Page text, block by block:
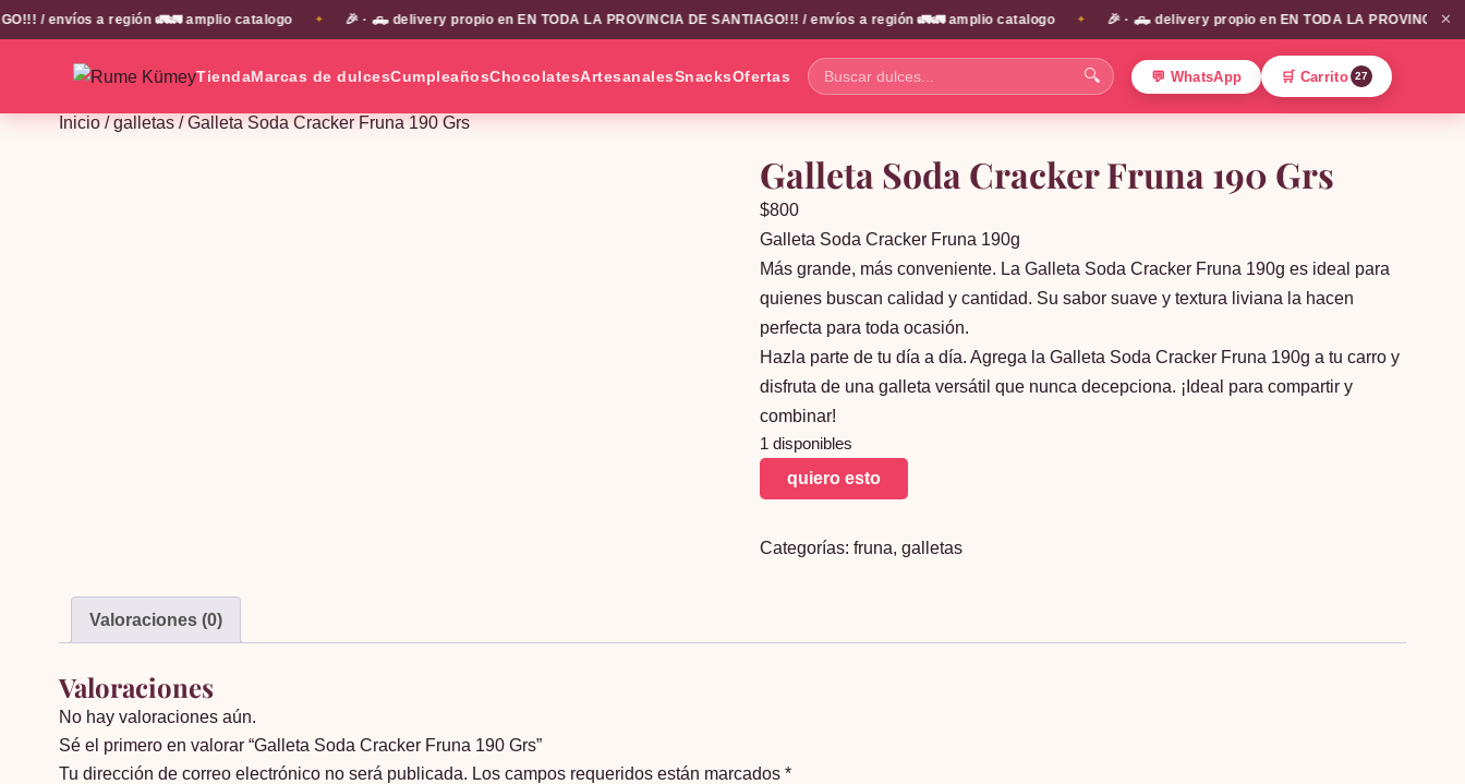
/ envíos a región 🚛🚛 amplio catalogo ✦ 🎉 · 🛻 delivery propio en EN TODA LA PROVINCIA DE SANTIAGO!!! / envíos a región 🚛🚛 amplio catalogo ✦ 🎉 · 🛻 delivery propio en EN TODA LA PROVINCIA DE✕
TiendaMarcas de dulcesCumpleañosChocolatesArtesanalesSnacksOfertas
Buscar
dulces...
🔍 💬 WhatsApp 🛒 Carrito 27
Inicio/galletas/ Galleta Soda Cracker Fruna 190 Grs
Galleta Soda Cracker Fruna 190 Grs
$800
Galleta Soda Cracker Fruna 190g
Más grande, más conveniente. La Galleta Soda Cracker Fruna 190g es ideal para
quienes buscan calidad y cantidad. Su sabor suave y textura liviana la hacen
perfecta para toda ocasión.
Hazla parte de tu día a día. Agrega la Galleta Soda Cracker Fruna 190g a tu carro y
disfruta de una galleta versátil que nunca decepciona. ¡Ideal para compartir y
combinar!
1 disponibles
Galleta
Soda
Fruna
quiero esto
Categorías: fruna, galletas
Valoraciones (0)
Valoraciones
No hay valoraciones aún.
Sé el primero en valorar “Galleta Soda Cracker Fruna 190 Grs”
Tu dirección de correo electrónico no será publicada. Los campos requeridos están marcados *